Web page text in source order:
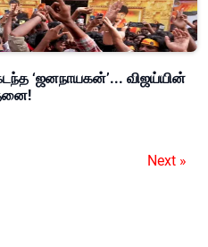
‘ஜனநாயகன்’... விஜய்யின்
Next »